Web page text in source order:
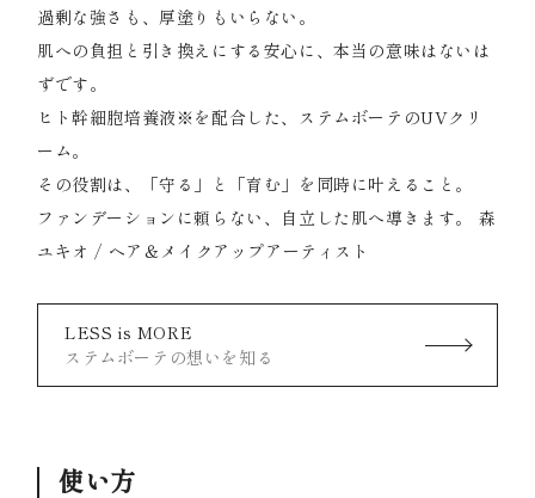
過剰な強さも、厚塗りもいらない。
肌への負担と引き換えにする安心に、本当の意味はないは
ずです。
ヒト幹細胞培養液※を配合した、ステムボーテのUVクリ
ーム。
その役割は、「守る」と「育む」を同時に叶えること。
ファンデーションに頼らない、自立した肌へ導きます。 森
ユキオ / ヘア＆メイクアップアーティスト
LESS is MORE
ステムボーテの想いを知る
使い方